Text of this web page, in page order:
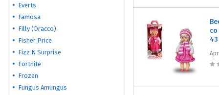
Everts
Famosa
Filly (Dracco)
Fisher Price
Fizz N Surprise
Fortnite
Frozen
Fungus Amungus